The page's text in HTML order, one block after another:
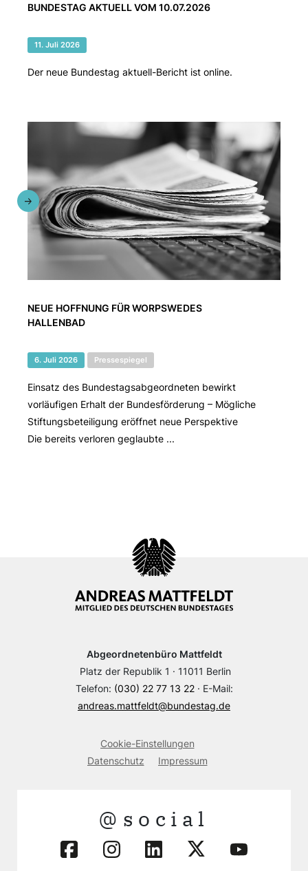
BUNDESTAG AKTUELL VOM 10.07.2026
11. Juli 2026
Der neue Bundestag aktuell-Bericht ist online.
NEUE HOFFNUNG FÜR WORPSWEDES
HALLENBAD
6. Juli 2026 Pressespiegel
Einsatz des Bundestagsabgeordneten bewirkt
vorläufigen Erhalt der Bundesförderung – Mögliche
Stiftungsbeteiligung eröffnet neue Perspektive
Die bereits verloren geglaubte ...
Abgeordnetenbüro Mattfeldt
Platz der Republik 1 · 11011 Berlin
Telefon: (030) 22 77 13 22· E-Mail:
andreas.mattfeldt@bundestag.de
Cookie-Einstellungen
Datenschutz
Impressum
@social